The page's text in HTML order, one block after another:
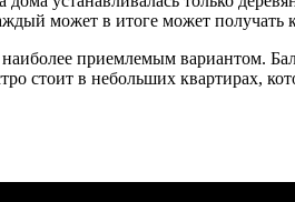
может в итоге может
приемлемым вариантом.
стоит в небольших квартирах,